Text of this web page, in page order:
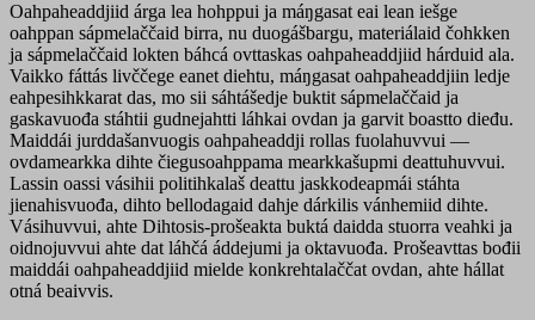
Oahpaheaddjiid árga lea hohppui ja máŋgasat eai lean iešge
oahppan sápmelaččaid birra, nu duogášbargu, materiálaid čohkken
ja sápmelaččaid lokten báhcá ovttaskas oahpaheaddjiid hárduid ala.
Vaikko fáttás livččege eanet diehtu, máŋgasat oahpaheaddjiin ledje
eahpesihkkarat das, mo sii sáhtášedje buktit sápmelaččaid ja
gaskavuođa stáhtii gudnejahtti láhkai ovdan ja garvit boastto dieđu.
Maiddái jurddašanvuogis oahpaheaddji rollas fuolahuvvui —
ovdamearkka dihte čiegusoahppama mearkkašupmi deattuhuvvui.
Lassin oassi vásihii politihkalaš deattu jaskkodeapmái stáhta
jienahisvuođa, dihto bellodagaid dahje dárkilis vánhemiid dihte.
Vásihuvvui, ahte Dihtosis-prošeakta buktá daidda stuorra veahki ja
oidnojuvvui ahte dat láhčá áddejumi ja oktavuođa. Prošeavttas bođii
maiddái oahpaheaddjiid mielde konkrehtalaččat ovdan, ahte hállat
otná beaivvis.